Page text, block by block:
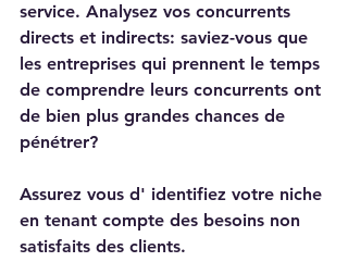
service. Analysez vos concurrents
directs et indirects: saviez-vous que
les entreprises qui prennent le temps
de comprendre leurs concurrents ont
de bien plus grandes chances de
pénétrer?
Assurez vous d' identifiez votre niche
en tenant compte des besoins non
satisfaits des clients.